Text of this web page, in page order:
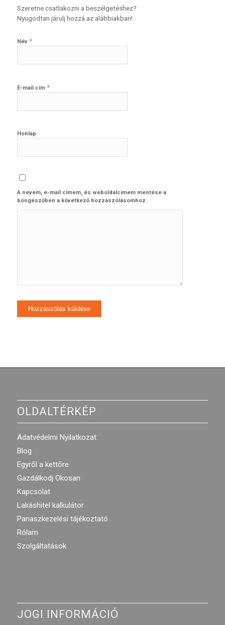
Szeretne csatlakozni a beszélgetéshez?
Nyugodtan járulj hozzá az alábbiakban!
Név *
E-mail cím *
Honlap
A nevem, e-mail címem, és weboldalcímem mentése a
böngészőben a következő hozzászólásomhoz.
OLDALTÉRKÉP
Adatvédelmi Nyilatkozat
Blog
Egyről a kettőre
Gazdálkodj Okosan
Kapcsolat
Lakáshitel kalkulátor
Panaszkezelési tájékoztató
Rólam
Szolgáltatások
JOGI INFORMÁCIÓ